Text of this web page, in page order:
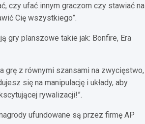
czy ufać innym graczom czy stawiać na
Cię wszystkiego”.
gry planszowe takie jak: Bonfire, Era
grę z równymi szansami na zwycięstwo,
się na manipulację i układy, aby
rywalizacji!”.
ufundowane są przez firmę AP